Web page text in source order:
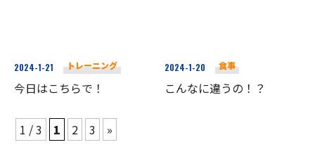
2024-1-21 トレーニング
今日はこちらで！
2024-1-20 食事
こんなに違うの！？
1 / 3 1 2 3 »